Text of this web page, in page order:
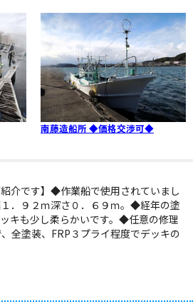
南藤造船所 ◆価格交渉可◆
紹介です】◆作業船で使用されていまし
．９２ｍ深さ０．６９ｍ。◆経年の塗
キも少し柔らかいです。◆任意の修理
全塗装、FRP３プライ程度でデッキの